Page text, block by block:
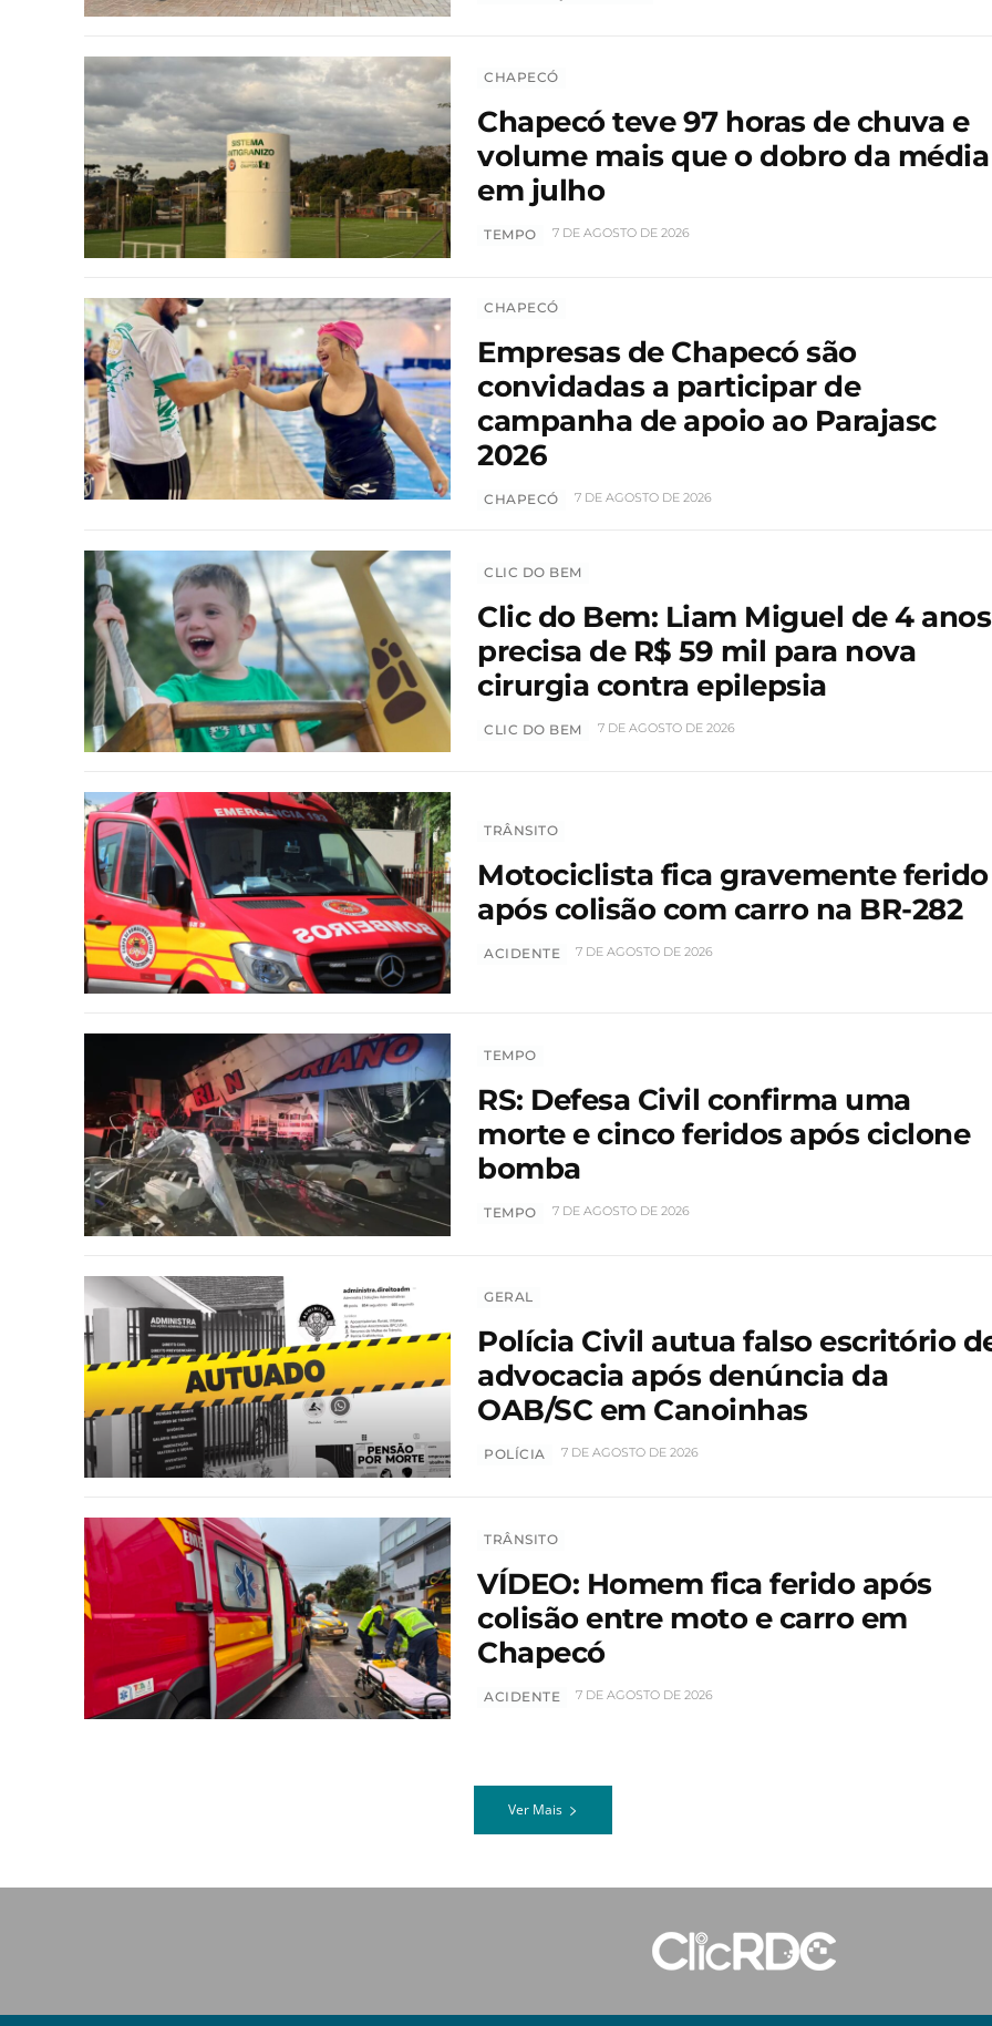
CHAPECÓ
Chapecó teve 97 horas de chuva e
volume mais que o dobro da média
em julho
TEMPO 7 DE AGOSTO DE 2026
CHAPECÓ
Empresas de Chapecó são
convidadas a participar de
campanha de apoio ao Parajasc
2026
CHAPECÓ 7 DE AGOSTO DE 2026
CLIC DO BEM
Clic do Bem: Liam Miguel de 4 anos
precisa de R$ 59 mil para nova
cirurgia contra epilepsia
CLIC DO BEM 7 DE AGOSTO DE 2026
TRÂNSITO
Motociclista fica gravemente ferido
após colisão com carro na BR-282
ACIDENTE 7 DE AGOSTO DE 2026
TEMPO
RS: Defesa Civil confirma uma
morte e cinco feridos após ciclone
bomba
TEMPO 7 DE AGOSTO DE 2026
GERAL
Polícia Civil autua falso escritório
advocacia após denúncia da
OAB/SC em Canoinhas
POLÍCIA 7 DE AGOSTO DE 2026
TRÂNSITO
VÍDEO: Homem fica ferido após
colisão entre moto e carro em
Chapecó
ACIDENTE 7 DE AGOSTO DE 2026
Ver Mais